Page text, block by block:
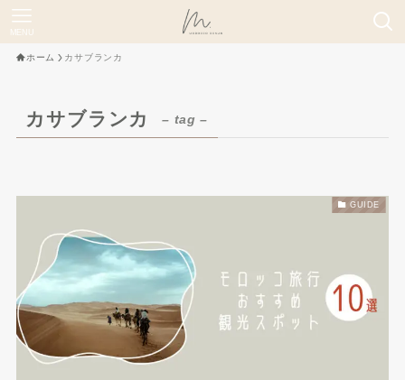
ホーム カサブランカ
カサブランカ – tag –
GUIDE